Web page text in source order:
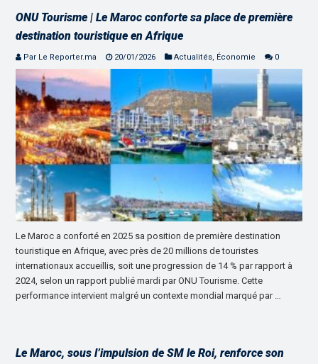
ONU Tourisme | Le Maroc conforte sa place de première
destination touristique en Afrique
Par Le Reporter.ma 20/01/2026 Actualités, Économie 0
Le Maroc a conforté en 2025 sa position de première destination
touristique en Afrique, avec près de 20 millions de touristes
internationaux accueillis, soit une progression de 14 % par rapport à
2024, selon un rapport publié mardi par ONU Tourisme. Cette
performance intervient malgré un contexte mondial marqué par …
Le Maroc, sous l’impulsion de SM le Roi, renforce son